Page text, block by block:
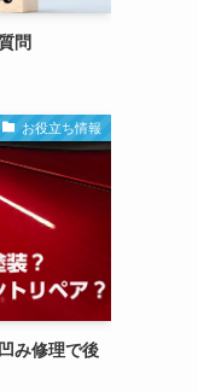
問
お役立ち情報
み修理で後